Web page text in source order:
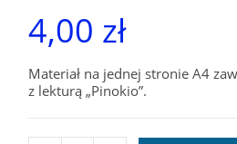
4,00 zł
Materiał na jednej stronie A4
z lekturą „Pinokio”.